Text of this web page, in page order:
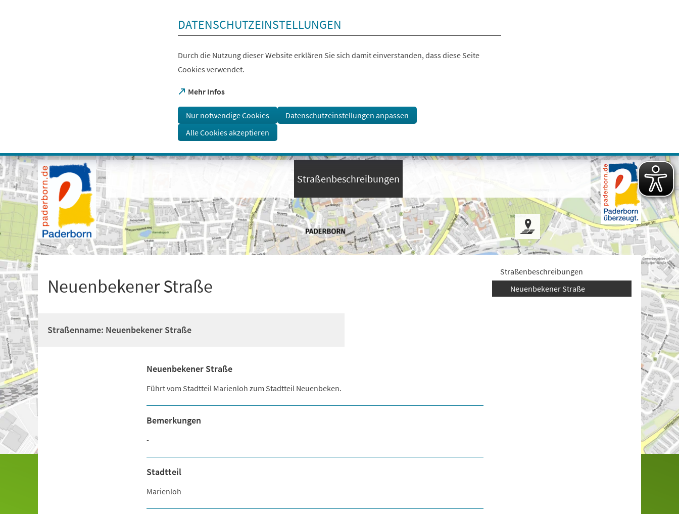
Visuelle
Assistenzsoftware
öffnen.
Mit
der
Tastatur
erreichbar
über
+
DATENSCHUTZEINSTELLUNGEN
Durch die Nutzung dieser Website erklären Sie sich damit einverstanden, dass diese Seite
Cookies verwendet.
Mehr Infos
(Öffnet
einem
neuen
Tab)
Nur notwendige Cookies
Datenschutzeinstellungen anpassen
Alle Cookies akzeptieren
Straßenbeschreibungen
Neuenbekener Straße
Straßenname: Neuenbekener Straße
Neuenbekener Straße
Führt vom Stadtteil Marienloh zum Stadtteil Neuenbeken.
Bemerkungen
-
Stadtteil
Marienloh
Straßenbeschreibungen
Neuenbekener Straße